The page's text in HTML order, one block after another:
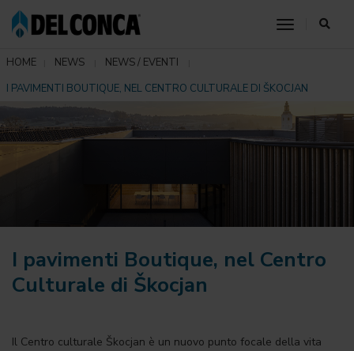
toggle
HOME NEWS
NEWS / EVENTI
I PAVIMENTI BOUTIQUE, NEL CENTRO CULTURALE DI ŠKOCJAN
I pavimenti Boutique, nel Centro
Culturale di Škocjan
Il Centro culturale Škocjan è un nuovo punto focale della vita